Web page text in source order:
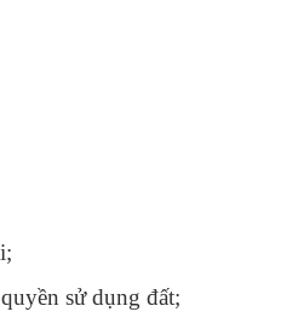
sử dụng đất;